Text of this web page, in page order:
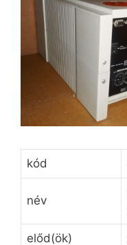
kód
név
előd(ök)